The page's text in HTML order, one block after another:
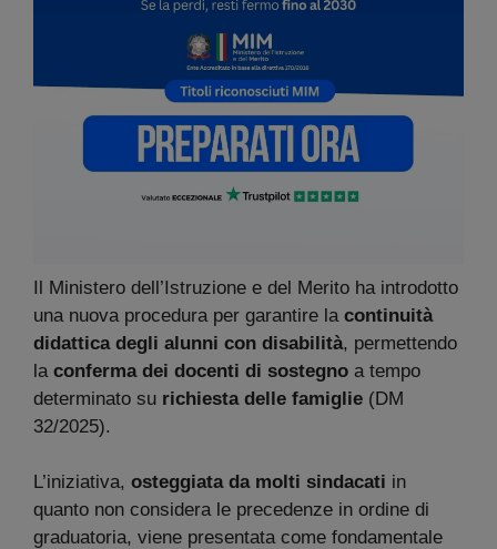
Il Ministero dell’Istruzione e del Merito ha introdotto
una nuova procedura per garantire la continuità
didattica degli alunni con disabilità, permettendo
la conferma dei docenti di sostegno a tempo
determinato su richiesta delle famiglie (DM
32/2025).
L’iniziativa, osteggiata da molti sindacati in
quanto non considera le precedenze in ordine di
graduatoria, viene presentata come fondamentale